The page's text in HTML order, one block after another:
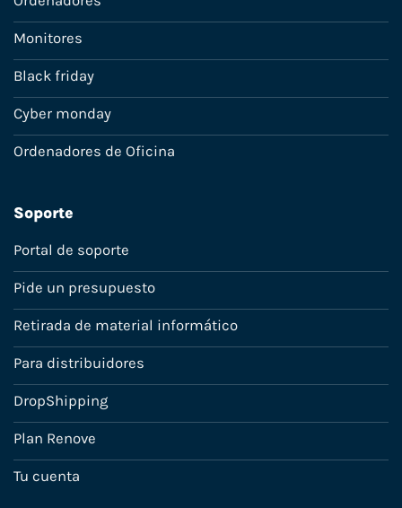
Monitores
Black friday
Cyber monday
Ordenadores de Oficina
Soporte
Portal de soporte
Pide un presupuesto
Retirada de material informático
Para distribuidores
DropShipping
Plan Renove
Tu cuenta